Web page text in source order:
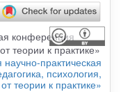
научно-практическая
психология,
теории к практике»